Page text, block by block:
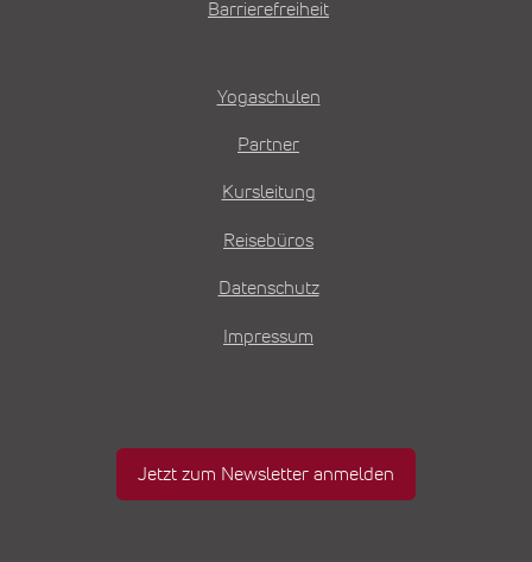
Barrierefreiheit
Yogaschulen
Partner
Kursleitung
Reisebüros
Datenschutz
Impressum
Jetzt zum Newsletter anmelden